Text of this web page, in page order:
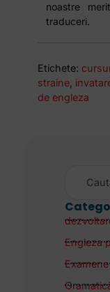
noastre
traduceri.
Etichete:
straine,
de engleza
Engleza